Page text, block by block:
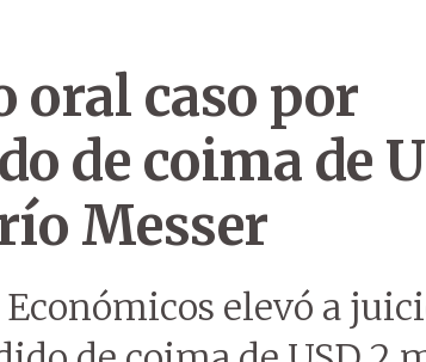
oral caso por
de coima de
Messer
elevó a